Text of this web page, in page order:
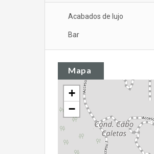
Acabados de lujo
Bar
Mapa
+
−